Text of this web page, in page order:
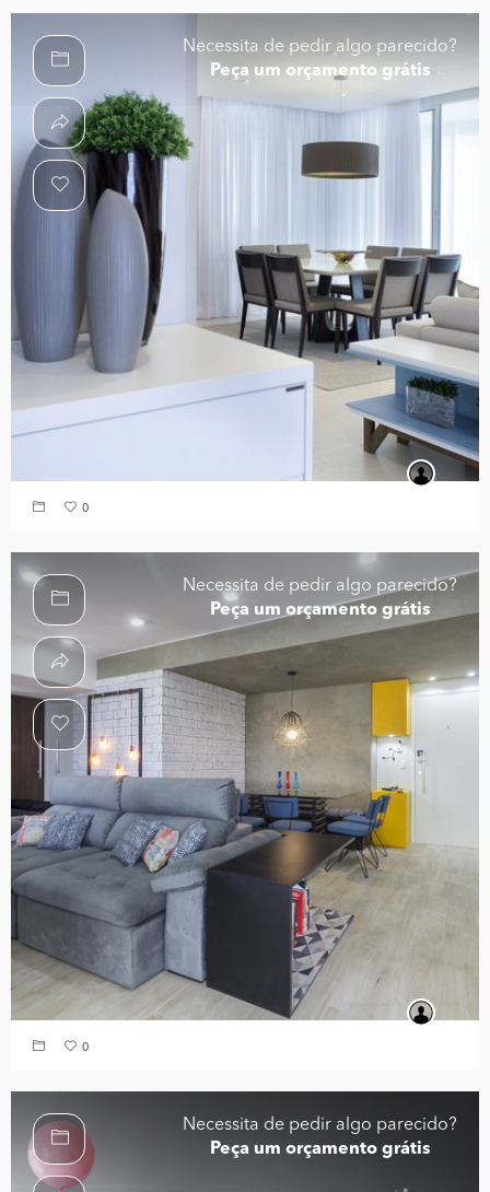
Necessita de pedir algo parecido?
Peça um orçamento grátis
0
Necessita de pedir algo parecido?
Peça um orçamento grátis
0
Necessita de pedir algo parecido?
Peça um orçamento grátis